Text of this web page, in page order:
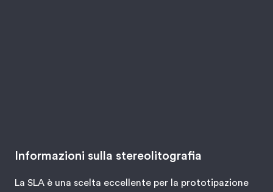
Informazioni sulla stereolitografia
La SLA è una scelta eccellente per la prototipazione